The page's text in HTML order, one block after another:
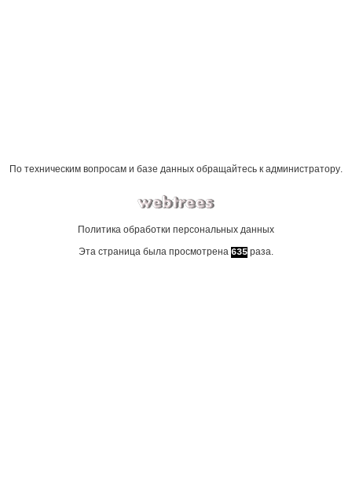
По техническим вопросам и базе данных обращайтесь к администратору.
Политика обработки персональных данных
Эта страница была просмотрена 635 раза.